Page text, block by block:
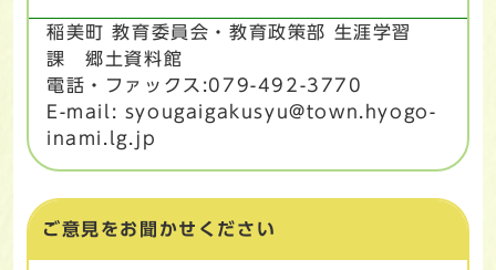
稲美町 教育委員会・教育政策部 生涯学習
課 郷土資料館
電話・ファックス:079-492-3770
E-mail: syougaigakusyu@town.hyogo-
inami.lg.jp
ご意見をお聞かせください